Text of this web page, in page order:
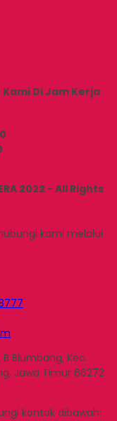
Di Jam Kerja
2022 - All Rights
kami melalui
Blumbang, Kec.
Jawa Timur 66272
kontak dibawah: